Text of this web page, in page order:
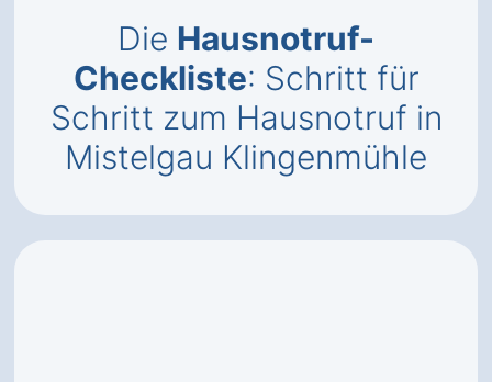
Die Hausnotruf-
Checkliste: Schritt für
Schritt zum Hausnotruf in
Mistelgau Klingenmühle